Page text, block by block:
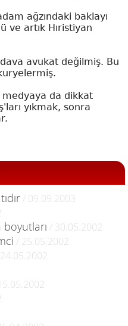
ağzındaki baklayı
ve artık Hıristiyan
avukat değilmiş. Bu
medyaya da dikkat
yıkmak, sonra
/ 09.09.2003
/ 30.05.2002
/ 25.05.2002